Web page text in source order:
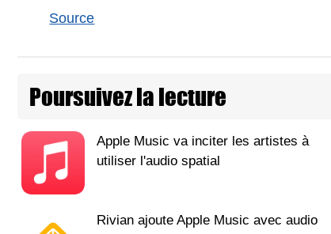
Source
Poursuivez la lecture
Apple Music va inciter les artistes à
utiliser l'audio spatial
Rivian ajoute Apple Music avec audio